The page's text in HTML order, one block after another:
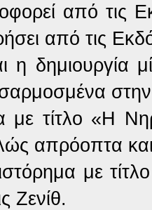
από τις
από τις
η δημιουργία
στην
με τίτλο «Η
απρόοπτα
με
Ζενίθ.